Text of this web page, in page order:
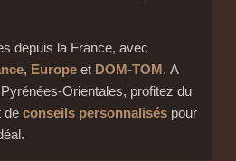
depuis la France, avec
, Europeet DOM-TOM. À
Orientales, profitez du
conseils personnaliséspour